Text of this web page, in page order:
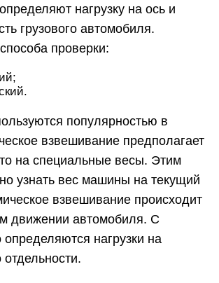
нагрузку на ось и
грузового автомобиля.
проверки:
популярностью в
взвешивание предполагает
на специальные весы. Этим
узнать вес машины на текущий
взвешивание происходит
движении автомобиля. С
нагрузки на